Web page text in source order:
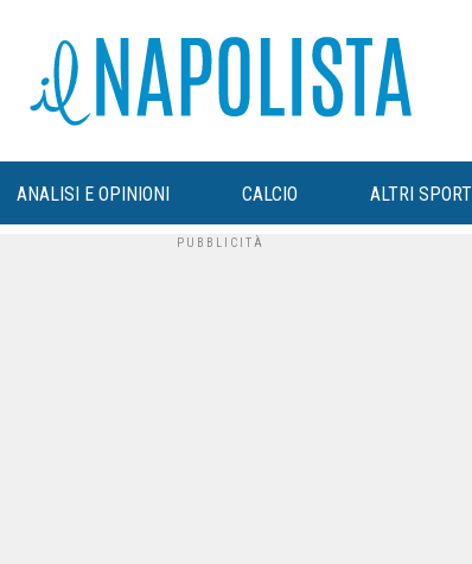
ANALISI E OPINIONI CALCIO ALTRI SPORT